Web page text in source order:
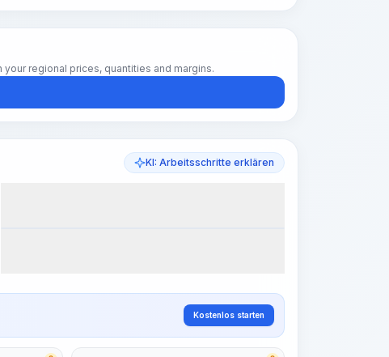
regional prices, quantities and margins.
KI: Arbeitsschritte erklären
Kostenlos starten